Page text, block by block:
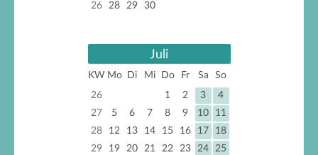
26
28 29 30
Juli
KW Mo Di Mi Do Fr Sa
So
26
1 2 3
4
27
5 6 7 8 9 10
11
28
12 13 14 15 16 17
18
29
19 20 21 22 23 24
25